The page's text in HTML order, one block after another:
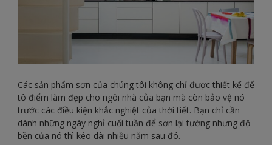
Các sản phẩm sơn của chúng tôi không chỉ được thiết kế để
tô điểm làm đẹp cho ngôi nhà của bạn mà còn bảo vệ nó
trước các điều kiện khắc nghiệt của thời tiết. Bạn chỉ cần
dành những ngày nghỉ cuối tuần để sơn lại tường nhưng độ
bền của nó thì kéo dài nhiều năm sau đó.